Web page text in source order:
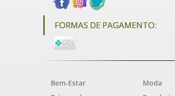
FORMAS DE PAGAMENTO:
Bem-Estar
Moda